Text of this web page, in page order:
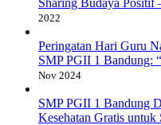
2022
Peringatan Hari Guru
SMP PGII 1 Bandung:
Nov 2024
SMP PGII 1 Bandung
Kesehatan Gratis untuk